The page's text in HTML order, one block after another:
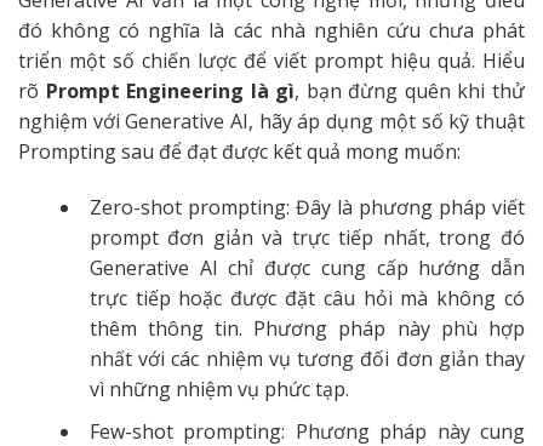
đó không có nghĩa là các nhà nghiên cứu chưa phát
triển một số chiến lược để viết prompt hiệu quả. Hiểu
rõ Prompt Engineering là gì, bạn đừng quên khi thử
nghiệm với Generative AI, hãy áp dụng một số kỹ thuật
Prompting sau để đạt được kết quả mong muốn:
Zero-shot prompting: Đây là phương pháp viết
prompt đơn giản và trực tiếp nhất, trong đó
Generative AI chỉ được cung cấp hướng dẫn
trực tiếp hoặc được đặt câu hỏi mà không có
thêm thông tin. Phương pháp này phù hợp
nhất với các nhiệm vụ tương đối đơn giản thay
vì những nhiệm vụ phức tạp.
Few-shot prompting: Phương pháp này cung